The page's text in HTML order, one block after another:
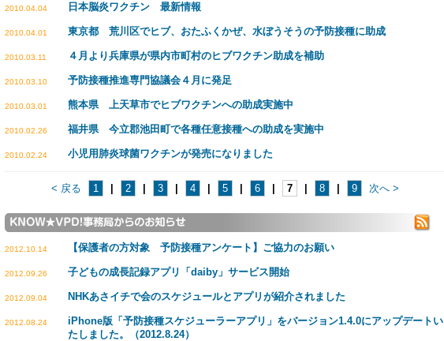
2010.04.04 日本脳炎ワクチン 最新情報
2010.04.01 東京都 荒川区でヒブ、おたふくかぜ、水ぼうそうの予防接種に助成
2010.03.11 ４月より兵庫県が県内市町村のヒブワクチン助成を補助
2010.03.10 予防接種推進専門協議会４月に発足
2010.03.01 熊本県 上天草市でヒブワクチンへの助成実施中
2010.02.26 福井県 今立郡池田町で各種任意接種への助成を実施中
2010.02.24 小児用肺炎球菌ワクチンが発売になりました
< 戻る 1 2 3 4 5 6 7 8 9 次へ >
2012.10.14 【保護者の方対象 予防接種アンケート】ご協力のお願い
2012.09.26 子どもの成長記録アプリ「daiby」サービス開始
2012.09.04 NHKあさイチで会のスケジュールとアプリが紹介されました
2012.08.24
iPhone版「予防接種スケジューラーアプリ」をバージョン1.4.0にアップデートい
たしました。（2012.8.24）